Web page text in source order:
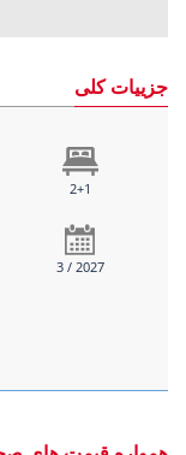
جزییات کلی
2+1
3 / 2027